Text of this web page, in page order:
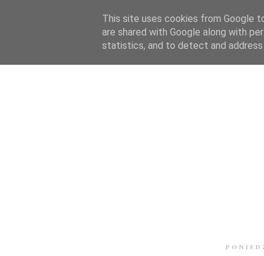
STRONA GŁÓWNA WSPÓŁPRACA RECENZJE
This site uses cookies from Google
are shared with Google along with
statistics, and to detect and address